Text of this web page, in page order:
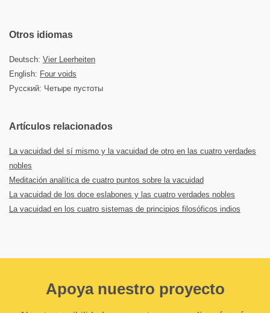
Otros idiomas
Deutsch: Vier Leerheiten
English: Four voids
Русский: Четыре пустоты
Artículos relacionados
La vacuidad del sí mismo y la vacuidad de otro en las cuatro verdades
nobles
Meditación analítica de cuatro puntos sobre la vacuidad
La vacuidad de los doce eslabones y las cuatro verdades nobles
La vacuidad en los cuatro sistemas de principios filosóficos indios
Apoya nuestro proyecto